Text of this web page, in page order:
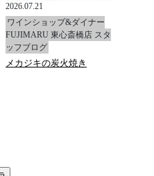
2026.07.21
ワインショップ&ダイナー
FUJIMARU 東心斎橋店 スタ
ッフブログ
メカジキの炭火焼き